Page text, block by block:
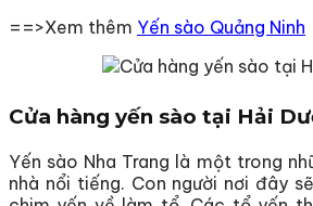
==>Xem thêm Yến sào Quảng Ninh
Cửa hàng yến sào tại Hải
Yến sào Nha Trang là một trong
nhà nổi tiếng. Con người nơi đây